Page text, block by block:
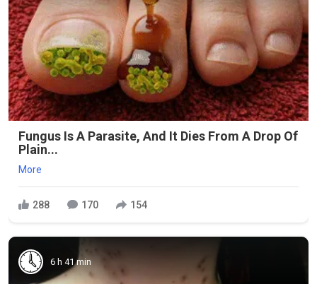
Fungus Is A Parasite, And It Dies From A Drop Of
Plain...
More
288 170 154
6 h 41 min